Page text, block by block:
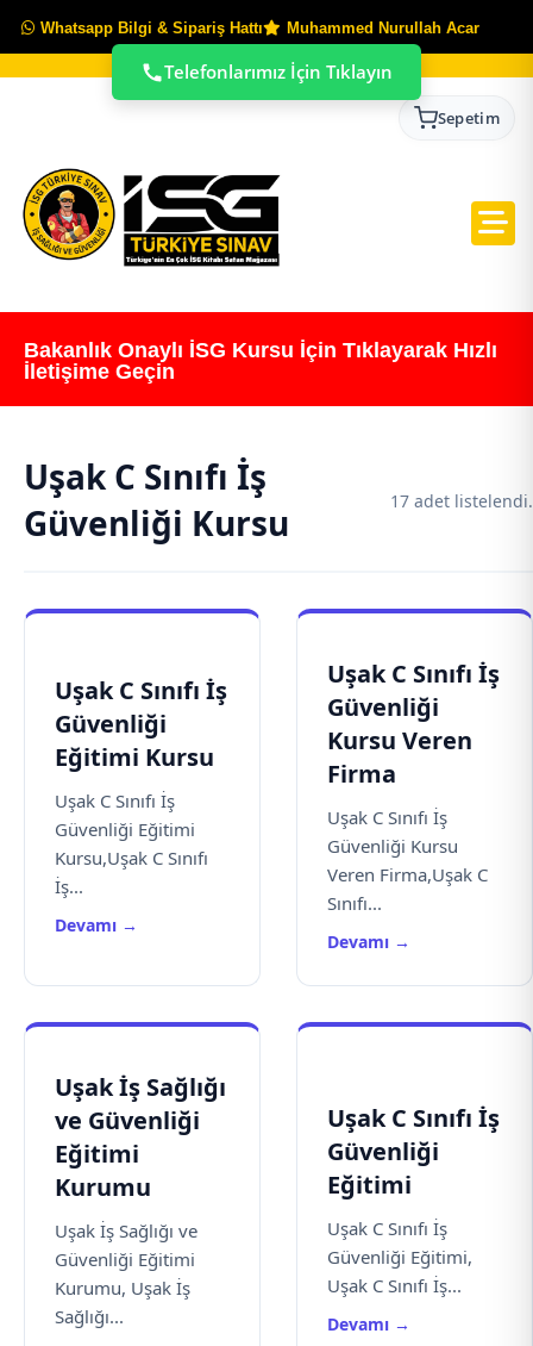
Whatsapp Bilgi & Sipariş Hattı Muhammed Nurullah Acar
Sepetim
Bakanlık Onaylı İSG Kursu İçin Tıklayarak Hızlı
İletişime Geçin
Uşak C Sınıfı İş
Güvenliği Kursu
17 adet listelendi.
Uşak C Sınıfı İş
Güvenliği
Eğitimi Kursu
Uşak C Sınıfı İş
Güvenliği Eğitimi
Kursu,Uşak C Sınıfı
İş...
Devamı →
Uşak C Sınıfı İş
Güvenliği
Kursu Veren
Firma
Uşak C Sınıfı İş
Güvenliği Kursu
Veren Firma,Uşak C
Sınıfı...
Devamı →
Uşak İş Sağlığı
ve Güvenliği
Eğitimi
Kurumu
Uşak İş Sağlığı ve
Güvenliği Eğitimi
Kurumu, Uşak İş
Sağlığı...
Uşak C Sınıfı İş
Güvenliği
Eğitimi
Uşak C Sınıfı İş
Güvenliği Eğitimi,
Uşak C Sınıfı İş...
Devamı →
Telefonlarımız İçin Tıklayın